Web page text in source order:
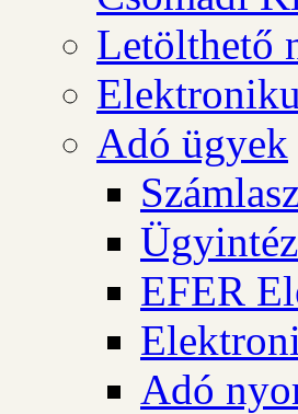
Letölthető
Adó ügyek
EFER
Adó